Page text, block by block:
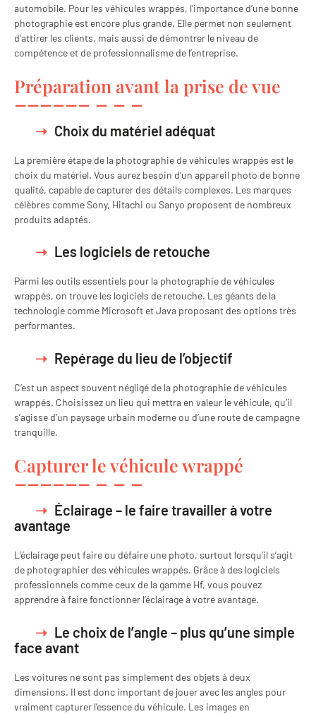
automobile. Pour les véhicules wrappés, l’importance d’une bonne
photographie est encore plus grande. Elle permet non seulement
d’attirer les clients, mais aussi de démontrer le niveau de
compétence et de professionnalisme de l’entreprise.
Préparation avant la prise de vue
Choix du matériel adéquat
La première étape de la photographie de véhicules wrappés est le
choix du matériel. Vous aurez besoin d’un appareil photo de bonne
qualité, capable de capturer des détails complexes. Les marques
célèbres comme Sony, Hitachi ou Sanyo proposent de nombreux
produits adaptés.
Les logiciels de retouche
Parmi les outils essentiels pour la photographie de véhicules
wrappés, on trouve les logiciels de retouche. Les géants de la
technologie comme Microsoft et Java proposant des options très
performantes.
Repérage du lieu de l’objectif
C’est un aspect souvent négligé de la photographie de véhicules
wrappés. Choisissez un lieu qui mettra en valeur le véhicule, qu’il
s’agisse d’un paysage urbain moderne ou d’une route de campagne
tranquille.
Capturer le véhicule wrappé
Éclairage – le faire travailler à votre
avantage
L’éclairage peut faire ou défaire une photo, surtout lorsqu’il s’agit
de photographier des véhicules wrappés. Grâce à des logiciels
professionnels comme ceux de la gamme Hf, vous pouvez
apprendre à faire fonctionner l’éclairage à votre avantage.
Le choix de l’angle – plus qu’une simple
face avant
Les voitures ne sont pas simplement des objets à deux
dimensions. Il est donc important de jouer avec les angles pour
vraiment capturer l’essence du véhicule. Les images en